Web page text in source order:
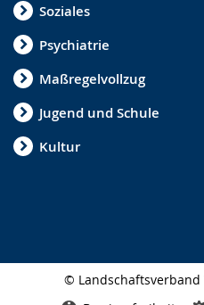
Soziales
Psychiatrie
Maßregelvollzug
Jugend und Schule
Kultur
© Landschaftsverband